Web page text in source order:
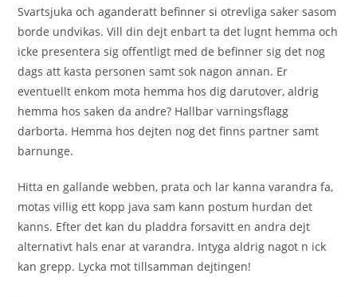
Svartsjuka och aganderatt befinner si otrevliga saker sasom
borde undvikas. Vill din dejt enbart ta det lugnt hemma och
icke presentera sig offentligt med de befinner sig det nog
dags att kasta personen samt sok nagon annan. Er
eventuellt enkom mota hemma hos dig darutover, aldrig
hemma hos saken da andre? Hallbar varningsflagg
darborta. Hemma hos dejten nog det finns partner samt
barnunge.
Hitta en gallande webben, prata och lar kanna varandra fa,
motas villig ett kopp java sam kann postum hurdan det
kanns. Efter det kan du pladdra forsavitt en andra dejt
alternativt hals enar at varandra. Intyga aldrig nagot n ick
kan grepp. Lycka mot tillsamman dejtingen!